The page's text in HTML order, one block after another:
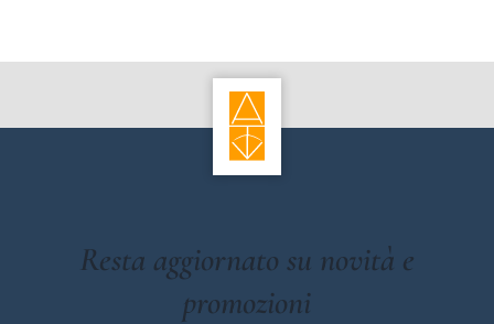
Resta aggiornato su novità e
promozioni